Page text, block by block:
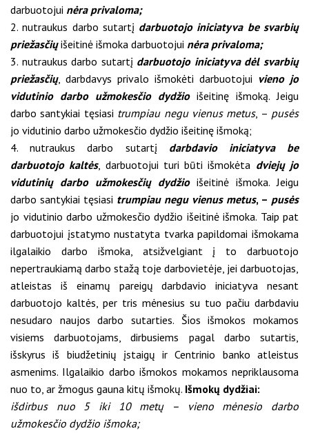
darbuotojui nėra privaloma;
2. nutraukus darbo sutartį darbuotojo iniciatyva be svarbių
priežasčiųišeitinė išmoka darbuotojui nėra privaloma;
3. nutraukus darbo sutartį darbuotojo iniciatyva dėl svarbių
priežasčių, darbdavys privalo išmokėti darbuotojui vieno jo
vidutinio darbo užmokesčio dydžioišeitinę išmoką. Jeigu
darbo santykiai tęsiasi trumpiau negu vienus metus, – pusės
jo vidutinio darbo užmokesčio dydžio išeitinę išmoką;
4. nutraukus darbo sutartį darbdavio iniciatyva be
darbuotojo kaltės, darbuotojui turi būti išmokėta dviejų jo
vidutinių darbo užmokesčių dydžio išeitinė išmoka. Jeigu
darbo santykiai tęsiasi trumpiau negu vienus metus, – pusės
jo vidutinio darbo užmokesčio dydžio išeitinė išmoka. Taip pat
darbuotojui įstatymo nustatyta tvarka papildomai išmokama
ilgalaikio darbo išmoka, atsižvelgiant į to darbuotojo
nepertraukiamą darbo stažą toje darbovietėje, jei darbuotojas,
atleistas iš einamų pareigų darbdavio iniciatyva nesant
darbuotojo kaltės, per tris mėnesius su tuo pačiu darbdaviu
nesudaro naujos darbo sutarties. Šios išmokos mokamos
visiems darbuotojams, dirbusiems pagal darbo sutartis,
išskyrus iš biudžetinių įstaigų ir Centrinio banko atleistus
asmenims. Ilgalaikio darbo išmokos mokamos nepriklausoma
nuo to, ar žmogus gauna kitų išmokų. Išmokų dydžiai:
išdirbus nuo 5 iki 10 metų – vieno mėnesio darbo
užmokesčio dydžio išmoka;